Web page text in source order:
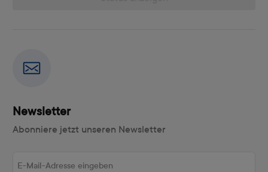
Newsletter
Abonniere jetzt unseren Newsletter